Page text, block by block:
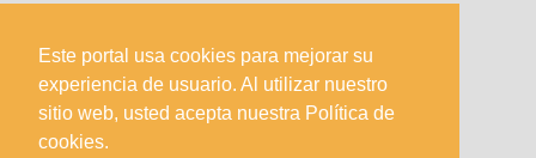
Este portal usa cookies para mejorar su
experiencia de usuario. Al utilizar nuestro
sitio web, usted acepta nuestra Política de
cookies.
Sede Principal
Calle 67 #5-27; Bogotá, Colombia.